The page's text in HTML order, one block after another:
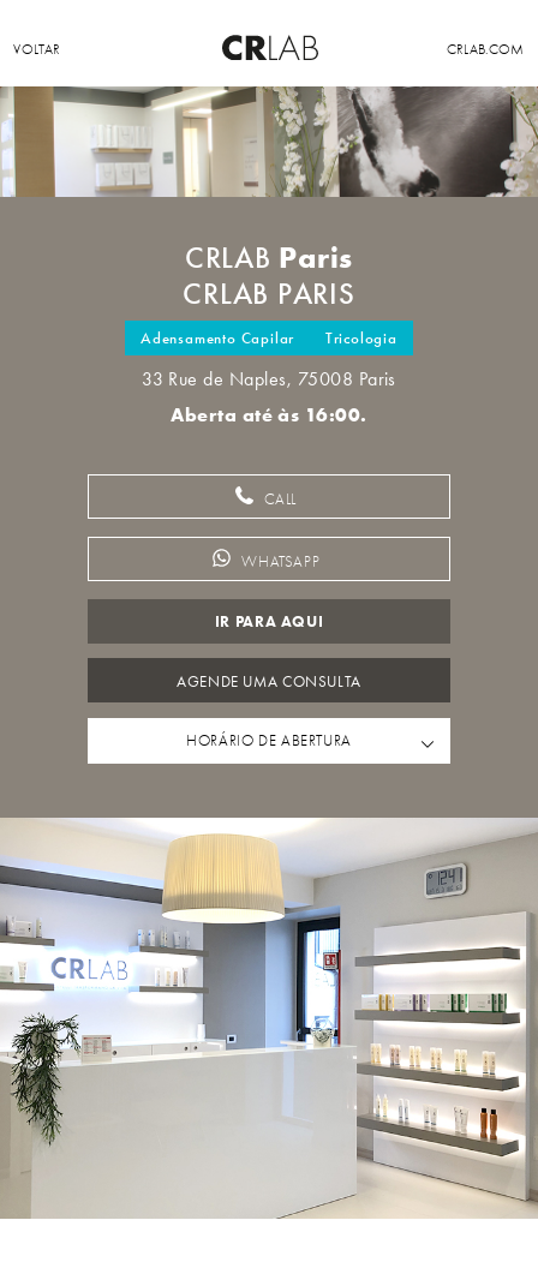
VOLTAR CRLAB.COM
CRLAB Paris
CRLAB PARIS
Adensamento Capilar Tricologia
33 Rue de Naples, 75008 Paris
Aberta até às 16:00.
CALL
WHATSAPP
IR PARA AQUI
AGENDE UMA CONSULTA
HORÁRIO DE ABERTURA